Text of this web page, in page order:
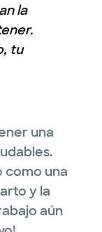
la
tu
una
como una
y la
aún